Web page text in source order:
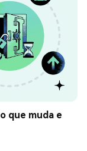
que muda e